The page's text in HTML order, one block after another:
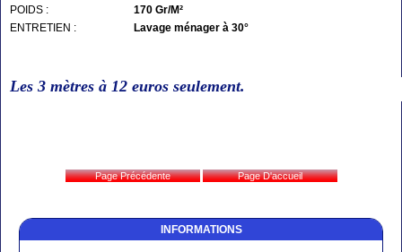
INFORMATIONS
POIDS :
170 Gr/M²
ENTRETIEN :
Lavage ménager à 30°
Les 3 mètres à 12 euros seulement.